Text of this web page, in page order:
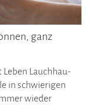
ganz
Lauchhau-
in schwierigen
wieder